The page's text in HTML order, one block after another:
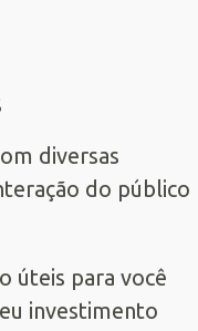
diversas
do público
úteis para você
investimento